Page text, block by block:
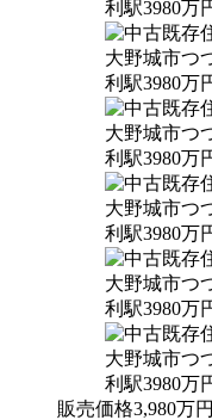
販売価格3,980万円